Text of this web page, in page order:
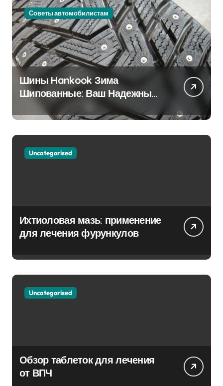
Советы автомобилистам
Шины Hankook Зима
Шипованные: Ваш Надежный
Партнёр на Снежных Дорогах
Uncategorised
Ихтиоловая мазь: применение
для лечения фурункулов
Uncategorised
Обзор таблеток для лечения
от ВПЧ